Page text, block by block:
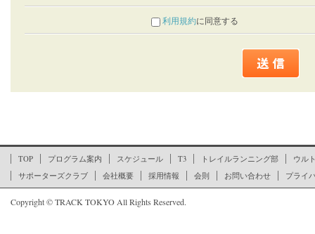
利用規約に同意する
TOP プログラム案内 スケジュール T3 トレイルランニング部
ウル
サポーターズクラブ
会社概要 採用情報 会則 お問い合わせ プライ
Copyright © TRACK TOKYO All Rights Reserved.